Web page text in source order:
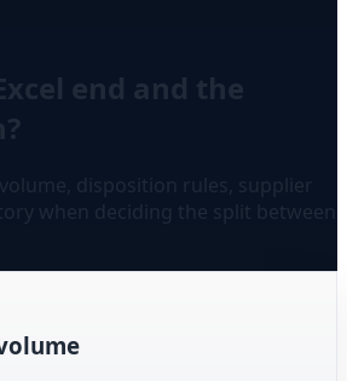
end and the
disposition rules, supplier
when deciding the split between